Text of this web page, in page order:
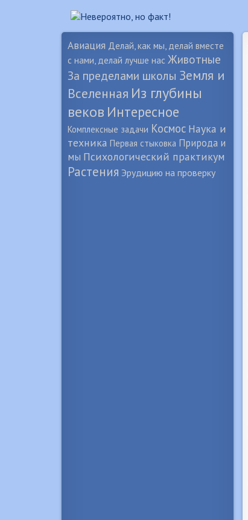
Авиация Делай, как мы, делай вместе
с нами, делай лучше нас Животные
За пределами школы Земля и
Вселенная Из глубины
веков Интересное
Комплексные задачи Космос Наука и
техника Первая стыковка Природа и
мы Психологический практикум
Растения Эрудицию на проверку